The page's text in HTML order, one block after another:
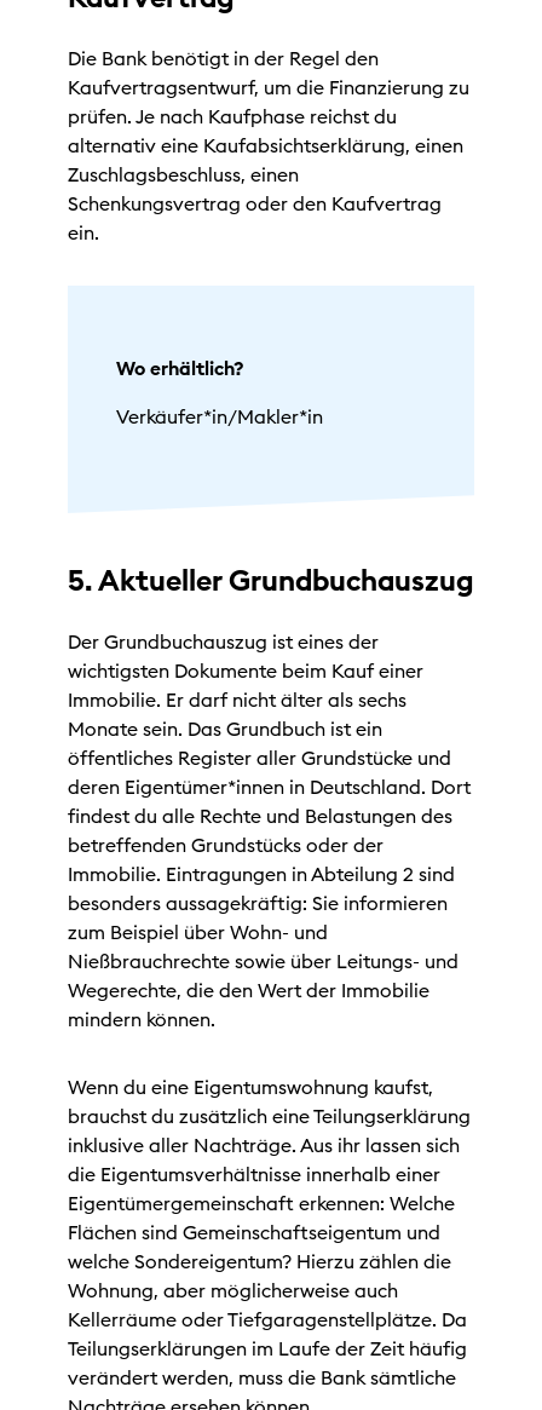
Die Bank benötigt in der Regel den
Kaufvertragsentwurf, um die Finanzierung zu
prüfen. Je nach Kaufphase reichst du
alternativ eine Kaufabsichtserklärung, einen
Zuschlagsbeschluss, einen
Schenkungsvertrag oder den Kaufvertrag
ein.
Wo erhältlich?
Verkäufer*in/Makler*in
5. Aktueller Grundbuchauszug
Der Grundbuchauszug ist eines der
wichtigsten Dokumente beim Kauf einer
Immobilie. Er darf nicht älter als sechs
Monate sein. Das Grundbuch ist ein
öffentliches Register aller Grundstücke und
deren Eigentümer*innen in Deutschland. Dort
findest du alle Rechte und Belastungen des
betreffenden Grundstücks oder der
Immobilie. Eintragungen in Abteilung 2 sind
besonders aussagekräftig: Sie informieren
zum Beispiel über Wohn- und
Nießbrauchrechte sowie über Leitungs- und
Wegerechte, die den Wert der Immobilie
mindern können.
Wenn du eine Eigentumswohnung kaufst,
brauchst du zusätzlich eine Teilungserklärung
inklusive aller Nachträge. Aus ihr lassen sich
die Eigentumsverhältnisse innerhalb einer
Eigentümergemeinschaft erkennen: Welche
Flächen sind Gemeinschaftseigentum und
welche Sondereigentum? Hierzu zählen die
Wohnung, aber möglicherweise auch
Kellerräume oder Tiefgaragenstellplätze. Da
Teilungserklärungen im Laufe der Zeit häufig
verändert werden, muss die Bank sämtliche